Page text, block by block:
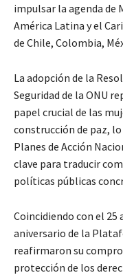
impulsar la agenda de
América Latina y el
de Chile, Colombia,
La adopción de la
Seguridad de la ONU
papel crucial de las
construcción de paz,
Planes de Acción
clave para traducir
políticas públicas
Coincidiendo con el 25
aniversario de la
reafirmaron su
protección de los